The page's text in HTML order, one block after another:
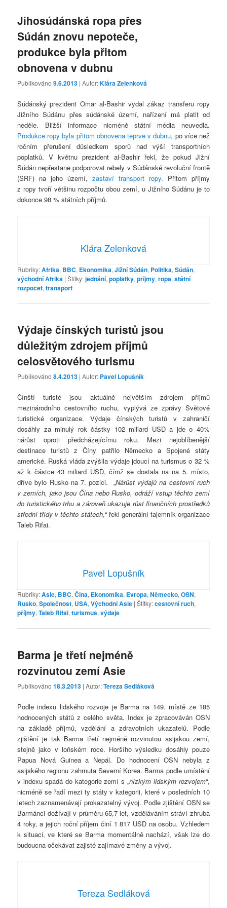
Jihosúdánská ropa přes
Súdán znovu nepoteče,
produkce byla přitom
obnovena v dubnu
Publikováno9.6.2013 | Autor:Klára Zelenková
Súdánský prezident Omar al-Bashir vydal zákaz transferu ropy
Jižního Súdánu přes súdánské území, nařízení má platit od
neděle. Bližší informace nicméně státní média neuvedla.
Produkce ropy byla přitom obnovena teprve v dubnu, po více než
ročním přerušení důsledkem sporů nad výší transportních
poplatků. V květnu prezident al-Bashir řekl, že pokud Jižní
Súdán nepřestane podporovat rebely v Súdánské revoluční frontě
(SRF) na jeho území, zastaví transport ropy. Přitom příjmy
z ropy tvoří většinu rozpočtu obou zemí, u Jižního Súdánu je to
dokonce 98 % státních příjmů.
Klára Zelenková
Rubriky:Afrika, BBC, Ekonomika,Jižní Súdán, Politika,Súdán,
východní Afrika |Štítky:jednání,poplatky,příjmy,ropa,státní
rozpočet,transport
Výdaje čínských turistů jsou
důležitým zdrojem příjmů
celosvětového turismu
Publikováno8.4.2013 | Autor: Pavel Lopušník
Čínští turisté jsou aktuálně největším zdrojem příjmů
mezinárodního cestovního ruchu, vyplývá ze zprávy Světové
turistické organizace. Výdaje čínských turistů v zahraničí
dosáhly za minulý rok částky 102 miliard USD a jde o 40%
nárůst oproti předcházejícímu roku. Mezi nejoblíbenější
destinace turistů z Číny patřilo Německo a Spojené státy
americké. Ruská vláda zvýšila výdaje jdoucí na turismus o 32 %
až k částce 43 miliard USD, čímž se dostala na na 5. místo,
dříve bylo Rusko na 7. pozici. „Nárůst výdajů na cestovní ruch
v zemích, jako jsou Čína nebo Rusko, odráží vstup těchto zemí
do turistického trhu a zároveň ukazuje růst finančních prostředků
střední třídy v těchto státech,“ řekl generální tajemník organizace
Taleb Rifai.
Pavel Lopušník
Rubriky:Asie, BBC,Čína, Ekonomika, Evropa,Německo,OSN,
Rusko,Společnost, USA,Východní Asie |Štítky:cestovní ruch,
příjmy,Taleb Rifai,turismus,výdaje
Barma je třetí nejméně
rozvinutou zemí Asie
Publikováno18.3.2013 | Autor:Tereza Sedláková
Podle indexu lidského rozvoje je Barma na 149. místě ze 185
hodnocených států z celého světa. Index je zpracováván OSN
na základě příjmů, vzdělání a zdravotních ukazatelů. Podle
zjištění je tak Barma třetí nejméně rozvinutou asijskou zemí,
stejně jako v loňském roce. Horšího výsledku dosáhly pouze
Papua Nová Guinea a Nepál. Do hodnocení OSN nebyla z
asijského regionu zahrnuta Severní Korea. Barma podle umístění
v indexu spadá do kategorie zemí s „nízkým lidským rozvojem“,
nicméně se řadí mezi ty státy v kategorii, které v posledních 10
letech zaznamenávají prokazatelný vývoj. Podle zjištění OSN se
Barmánci dožívají v průměru 65,7 let, vzděláváním stráví zhruba
4 roky, a jejich roční příjem činí 1 817 USD na osobu. Vzhledem
k situaci, ve které se Barma momentálně nachází, však lze do
budoucna očekávat zajisté zajímavé změny a vývoj.
Tereza Sedláková